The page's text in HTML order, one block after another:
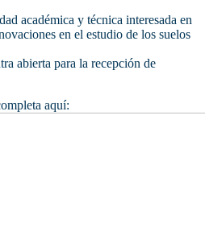
académica y técnica interesada en
en el estudio de los suelos
abierta para la recepción de
aquí: